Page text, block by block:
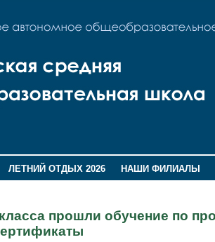
ЛЕТНИЙ ОТДЫХ 2026
НАШИ ФИЛИАЛЫ
прошли обучение по